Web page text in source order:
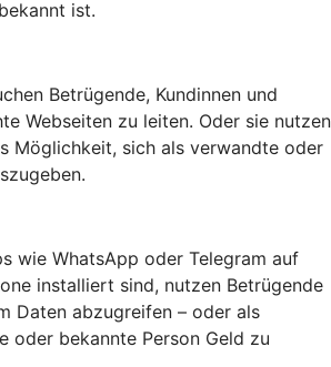
ist.
Betrügende, Kundinnen und
Webseiten zu leiten. Oder sie nutzen
Möglichkeit, sich als verwandte oder
wie WhatsApp oder Telegram auf
installiert sind, nutzen Betrügende
Daten abzugreifen – oder als
oder bekannte Person Geld zu